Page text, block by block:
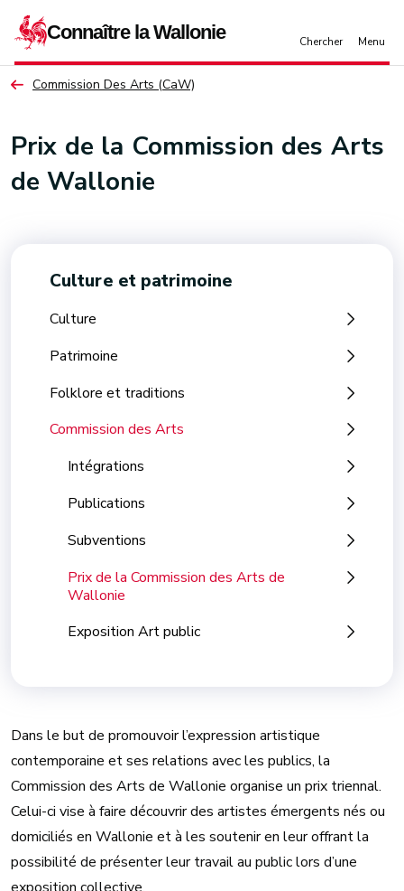
Commission Des Arts (CaW)
Prix de la Commission des Arts
de Wallonie
Culture et patrimoine
Culture
Patrimoine
Folklore et traditions
Commission des Arts
Intégrations
Publications
Subventions
Prix de la Commission des Arts de
Wallonie
Exposition Art public
Dans le but de promouvoir l’expression artistique
contemporaine et ses relations avec les publics, la
Commission des Arts de Wallonie organise un prix triennal.
Celui-ci vise à faire découvrir des artistes émergents nés ou
domiciliés en Wallonie et à les soutenir en leur offrant la
possibilité de présenter leur travail au public lors d’une